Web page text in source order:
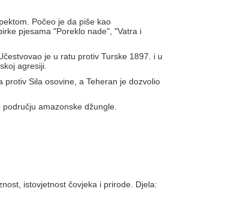
Počeo je da piše kao
pjesama "Poreklo nade", "Vatra i
je u ratu protiv Turske 1897. i u
agresiji.
Sila osovine, a Teheran je dozvolio
amazonske džungle.
istovjetnost čovjeka i prirode. Djela: